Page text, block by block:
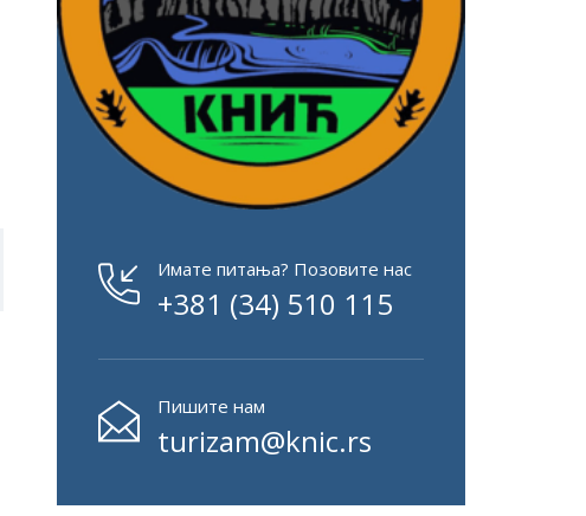
Имате питања? Позовите нас
+381 (34) 510 115
Пишите нам
turizam@knic.rs